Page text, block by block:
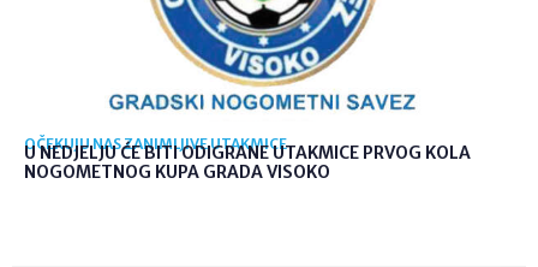
OČEKUJU NAS ZANIMLJIVE UTAKMICE
U NEDJELJU ĆE BITI ODIGRANE UTAKMICE PRVOG KOLA
NOGOMETNOG KUPA GRADA VISOKO